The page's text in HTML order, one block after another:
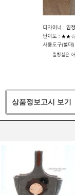
상품정보고시 보기